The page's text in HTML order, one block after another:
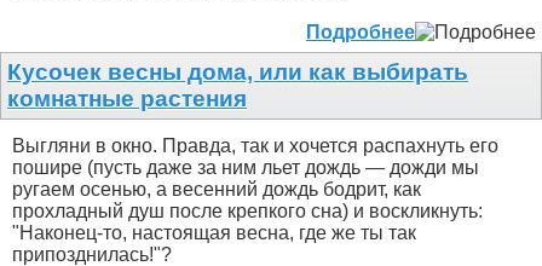
Подробнее
Кусочек весны дома, или как выбирать
комнатные растения
Выгляни в окно. Правда, так и хочется распахнуть его
пошире (пусть даже за ним льет дождь — дожди мы
ругаем осенью, а весенний дождь бодрит, как
прохладный душ после крепкого сна) и воскликнуть:
"Наконец-то, настоящая весна, где же ты так
припозднилась!"?